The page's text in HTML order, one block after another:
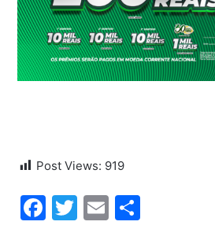
Post Views: 919
Facebook
Twitter
Email